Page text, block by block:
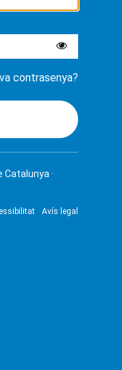
contrasenya?
·
Avís legal